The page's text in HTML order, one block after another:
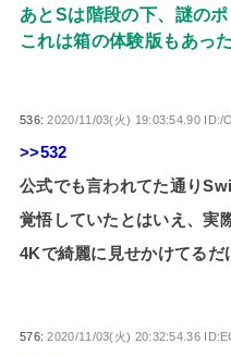
あとSは階段の下、謎の
これは箱の体験版もあっ
536:2020/11/03(火) 19:03:54.90 ID:/
>>532
公式でも言われてた通り
覚悟していたとはいえ、実
4Kで綺麗に見せかけてるだ
576:2020/11/03(火) 20:32:54.36